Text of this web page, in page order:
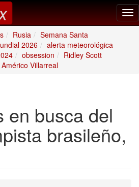
Rusia
Semana Santa
2026
alerta meteorológica
obsession
Ridley Scott
Américo Villarreal
en busca del
brasileño,